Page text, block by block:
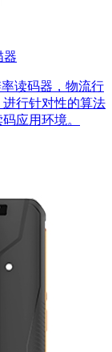
器
码器，物流行
进行针对性的算法
用环境。